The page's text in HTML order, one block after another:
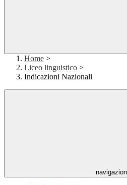
Home >
Liceo linguistico >
Indicazioni Nazionali